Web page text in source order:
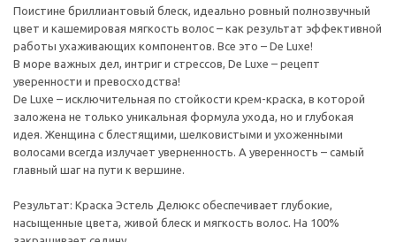
Поистине бриллиантовый блеск, идеально ровный полнозвучный
цвет и кашемировая мягкость волос – как результат эффективной
работы ухаживающих компонентов. Все это – De Luxe!
В море важных дел, интриг и стрессов, De Luxe – рецепт
уверенности и превосходства!
De Luxe – исключительная по стойкости крем-краска, в которой
заложена не только уникальная формула ухода, но и глубокая
идея. Женщина с блестящими, шелковистыми и ухоженными
волосами всегда излучает уверненность. А уверенность – самый
главный шаг на пути к вершине.
Результат: Краска Эстель Делюкс обеспечивает глубокие,
насыщенные цвета, живой блеск и мягкость волос. На 100%